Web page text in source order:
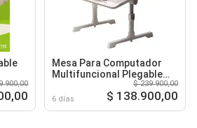
Mesa Para Computador
Multifuncional Plegable
6 días
$ 239.900,00
$ 138.900,00